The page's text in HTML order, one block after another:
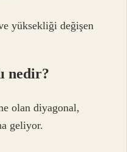
yüksekliği değişen
nedir?
olan diyagonal,
geliyor.